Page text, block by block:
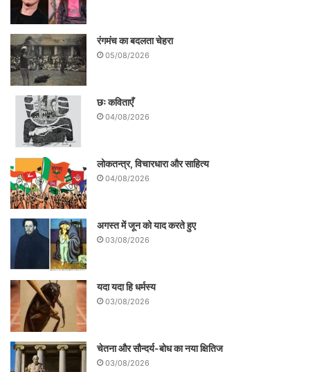
रंगमंच का बदलता चेहरा
05/08/2026
छः कविताएँ
04/08/2026
लोकतन्त्र, विचारधारा और साहित्य
04/08/2026
अगस्त में जून को याद करते हुए
03/08/2026
यदा यदा हि धर्मस्य
03/08/2026
चेतना और सौन्दर्य-बोध का नया क्षितिज
03/08/2026